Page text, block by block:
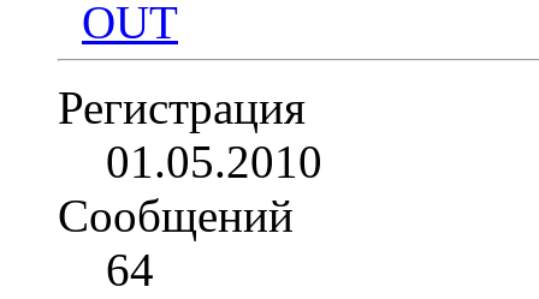
Регистрация
01.05.2010
Сообщений
64